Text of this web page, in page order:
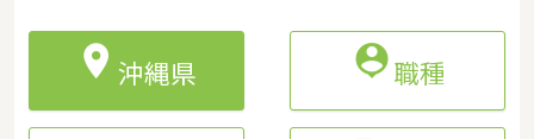
 沖縄県 職種